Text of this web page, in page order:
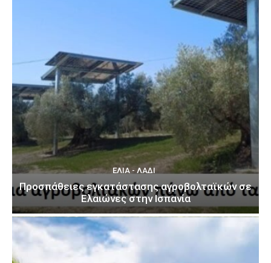
ΕΛΙΆ - ΛΆΔΙ
Προσπάθειες εγκατάστασης αγροβολταϊκών σε
Ελαιώνες στην Ισπανία